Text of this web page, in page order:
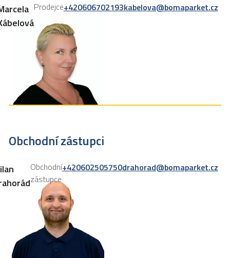
Prodejce+420606702193kabelova@bomaparket.cz
Obchodní zástupci
Obchodní
zástupce
+420602505750drahorad@bomaparket.cz